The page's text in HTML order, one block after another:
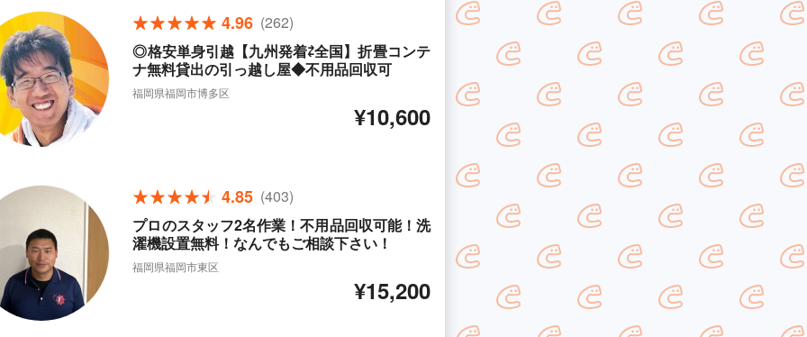
4.96 (262)
◎格安単身引越【九州発着⇄全国】折畳コンテ
ナ無料貸出の引っ越し屋◆不用品回収可
福岡県福岡市博多区
¥10,600
4.85 (403)
プロのスタッフ2名作業！不用品回収可能！洗
濯機設置無料！なんでもご相談下さい！
福岡県福岡市東区
¥15,200